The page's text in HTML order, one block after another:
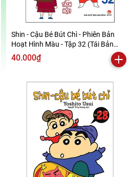
Shin - Cậu Bé Bút Chì - Phiên Bản
Hoạt Hình Màu - Tập 32 (Tái Bản
2019)
40.000₫